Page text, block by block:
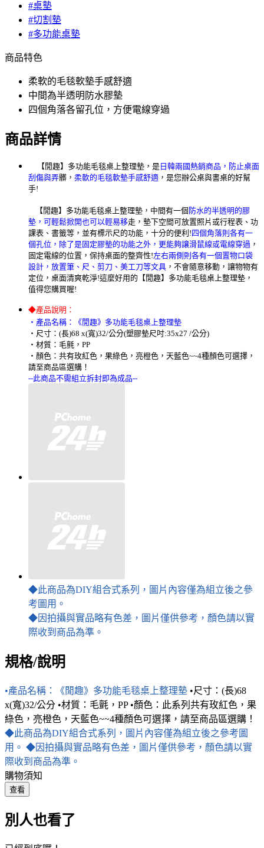
#桌墊
#切割墊
#多功能桌墊
商品特色
柔軟的毛毯軟墊手感舒適
中間為半透明防水膠墊
四個角落各留孔位，方便電線穿過
商品詳情
【閒趣】多功能毛毯桌上整理墊，是 日韓兩國熱銷商品，防止桌面
刮傷與弄髒， 柔軟的毛毯軟墊手感舒適 ，是您辦公桌與書桌的好幫
手!
【閒趣】多功能毛毯桌上整理墊，中間有一個 防水的半透明的膠
墊，可輕鬆掀開也可以輕易移走，墊下空間可放置照片或行程表、功
課表、書籤等，並有標示尺的功能，十分的便利! 四個角落則各有一
個孔位，除了是固定膠墊的功能之外，更能夠讓滑鼠線或電線穿過 ，
固定電線的位置，保持桌面的整齊性!左右兩側則各有一個置物口袋
設計，放置筆、尺、剪刀、美工刀等文具 ，不會隨意移動，讓物物有
定位，桌面清爽乾淨!這麼好用的【閒趣】多功能毛毯桌上整理墊，
值得您購買喔!
◆產品說明：
‧產品名稱：《閒趣》多功能毛毯桌上整理墊
‧尺寸：(長)68 x(寬)32/公分(塑膠墊尺吋:35x27 /公分)
‧材質：毛氈，PP
‧顏色：共有玫紅色，果綠色，亮橙色，天藍色~~4種顏色可選擇，
請至商品區選購！
--此商品不需組立拆封即為成品--
◆此商品為DIY組合式系列，圖片內容僅為組立後之參
考圖用。
◆因拍攝與實品略有色差，圖片僅供參考，顏色請以實
際收到商品為準。
規格/說明
•產品名稱：《閒趣》多功能毛毯桌上整理墊 •尺寸：(長)68
x(寬)32/公分 •材質：毛氈，PP •顏色：此系列共有玫紅色，果
綠色，亮橙色，天藍色~~4種顏色可選擇，請至商品區選購！
◆此商品為DIY組合式系列，圖片內容僅為組立後之參考圖
用。 ◆因拍攝與實品略有色差，圖片僅供參考，顏色請以實
際收到商品為準。
購物須知
查看
別人也看了